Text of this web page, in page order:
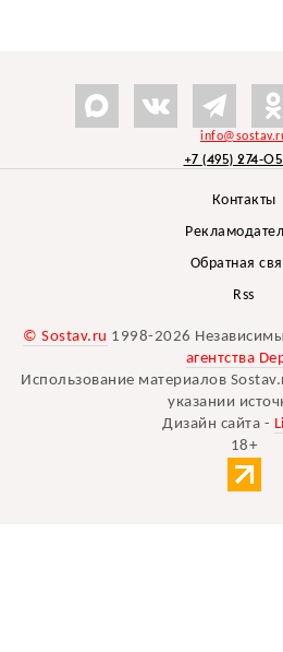
+7 (495) 274-
Контакты
Обратная
Rss
© Sostav.ru 1998-2026
агентства
Использование материалов
указании
Дизайн сайта -
18+